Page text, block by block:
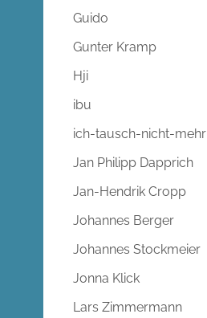
Guido
Gunter Kramp
Hji
ibu
ich-tausch-nicht-mehr
Jan Philipp Dapprich
Jan-Hendrik Cropp
Johannes Berger
Johannes Stockmeier
Jonna Klick
Lars Zimmermann